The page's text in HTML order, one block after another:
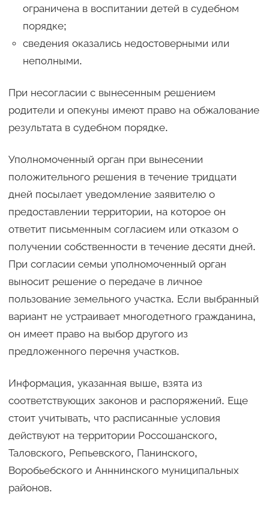
ограничена в воспитании детей в судебном
порядке;
сведения оказались недостоверными или
неполными.
При несогласии с вынесенным решением
родители и опекуны имеют право на обжалование
результата в судебном порядке.
Уполномоченный орган при вынесении
положительного решения в течение тридцати
дней посылает уведомление заявителю о
предоставлении территории, на которое он
ответит письменным согласием или отказом о
получении собственности в течение десяти дней.
При согласии семьи уполномоченный орган
выносит решение о передаче в личное
пользование земельного участка. Если выбранный
вариант не устраивает многодетного гражданина,
он имеет право на выбор другого из
предложенного перечня участков.
Информация, указанная выше, взята из
соответствующих законов и распоряжений. Еще
стоит учитывать, что расписанные условия
действуют на территории Россошанского,
Таловского, Репьевского, Панинского,
Воробьебского и Анннинского муниципальных
районов.